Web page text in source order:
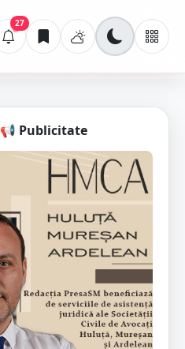
27
📢 Publicitate